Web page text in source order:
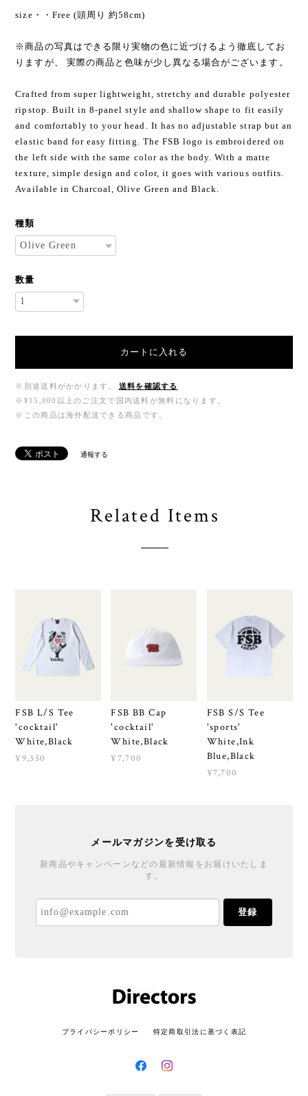
size・・Free (頭周り 約58cm)
※商品の写真はできる限り実物の色に近づけるよう徹底してお
りますが、 実際の商品と色味が少し異なる場合がございます。
Crafted from super lightweight, stretchy and durable polyester
ripstop. Built in 8-panel style and shallow shape to fit easily
and comfortably to your head. It has no adjustable strap but an
elastic band for easy fitting. The FSB logo is embroidered on
the left side with the same color as the body. With a matte
texture, simple design and color, it goes with various outfits.
Available in Charcoal, Olive Green and Black.
種類
数量
カートに入れる
※別途送料がかかります。
送料を確認する
※¥15,000以上のご注文で国内送料が無料になります。
※この商品は海外配送できる商品です。
通報する
Related Items
FSB L/S Tee
'cocktail'
White,Black
¥9,350
FSB BB Cap
'cocktail'
White,Black
¥7,700
FSB S/S Tee
'sports'
White,Ink
Blue,Black
¥7,700
メールマガジンを受け取る
新商品やキャンペーンなどの最新情報をお届けいたしま
す。
登録
プライバシーポリシー 特定商取引法に基づく表記